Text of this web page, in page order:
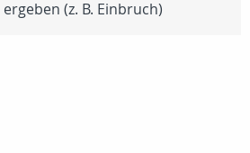
(z. B. Einbruch)